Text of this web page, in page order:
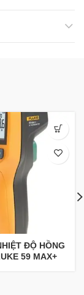
ĐỘ HỒNG
59 MAX+